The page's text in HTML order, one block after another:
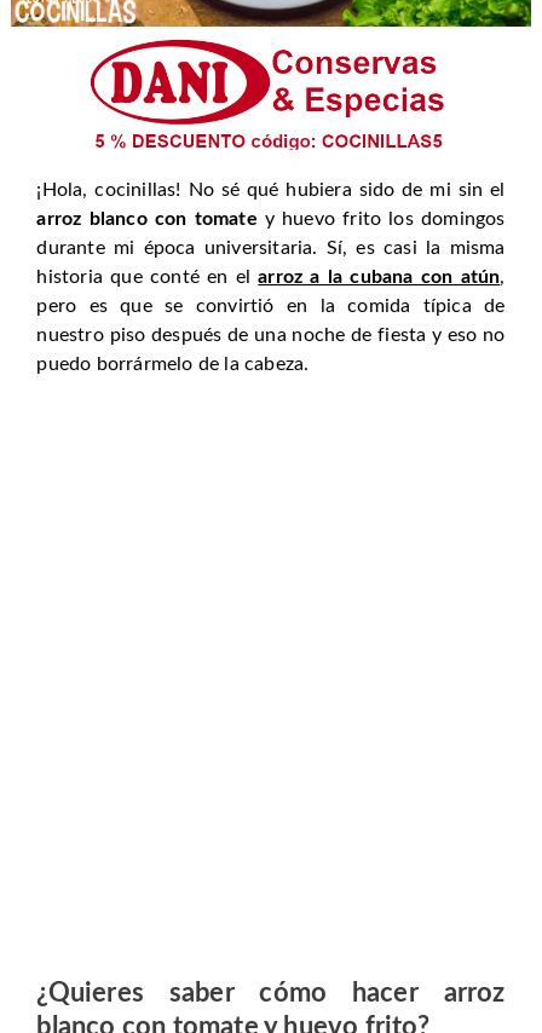
¡Hola, cocinillas! No sé qué hubiera sido de mi sin el
arroz blanco con tomate y huevo frito los domingos
durante mi época universitaria. Sí, es casi la misma
historia que conté en elarroz a la cubana con atún,
pero es que se convirtió en la comida típica de
nuestro piso después de una noche de fiesta y eso no
puedo borrármelo de la cabeza.
¿Quieres saber cómo hacer arroz
blanco con tomate y huevo frito?